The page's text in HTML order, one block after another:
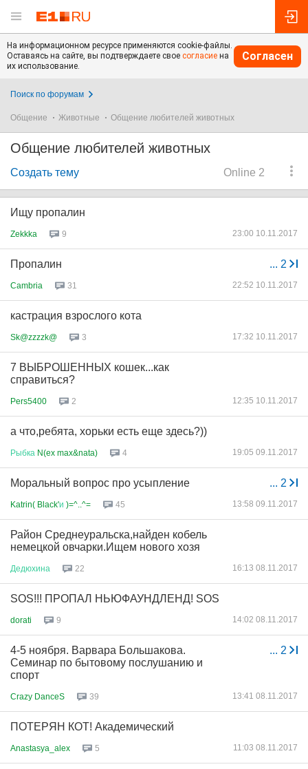
На информационном ресурсе применяются cookie-файлы.
Оставаясь на сайте, вы подтверждаете свое согласие на
их использование.
Согласен
Поиск по форумам
Общение Животные Общение любителей животных
Общение любителей животных
Online 2
Создать тему
Ищу пропалин
Zekkka 9 23:00 10.11.2017
... 2
Пропалин
Cambria 31 22:52 10.11.2017
кастрация взрослого кота
Sk@zzzzk@ 3 17:32 10.11.2017
7 ВЫБРОШЕННЫХ кошек...как
справиться?
Pers5400 2 12:35 10.11.2017
а что,ребята, хорьки есть еще здесь?))
Рыбка N(ex max&nata) 4 19:05 09.11.2017
... 2
Моральный вопрос про усыпление
Katrin( Black'и )=^..^= 45 13:58 09.11.2017
Район Среднеуральска,найден кобель
немецкой овчарки.Ищем нового хозя
Дедюхина 22 16:13 08.11.2017
SOS!!! ПРОПАЛ НЬЮФАУНДЛЕНД! SOS
dorati 9 14:02 08.11.2017
... 2
4-5 ноября. Варвара Большакова.
Семинар по бытовому послушанию и
спорт
Crazy DanceS 39 13:41 08.11.2017
ПОТЕРЯН КОТ! Академический
Anastasya_alex 5 11:03 08.11.2017